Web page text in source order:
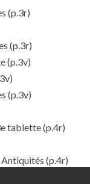
(p.3r)
(p.3r)
(p.3v)
(p.3v)
tablette(p.4r)
Antiquités (p.4r)